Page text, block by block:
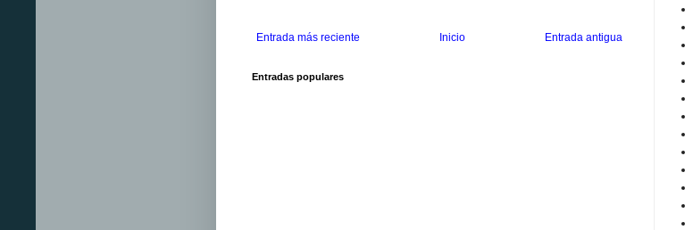
Entrada más reciente Entrada antigua
Inicio
Entradas populares